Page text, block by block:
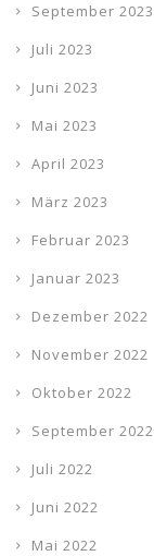
September 2023
Juli 2023
Juni 2023
Mai 2023
April 2023
März 2023
Februar 2023
Januar 2023
Dezember 2022
November 2022
Oktober 2022
September 2022
Juli 2022
Juni 2022
Mai 2022